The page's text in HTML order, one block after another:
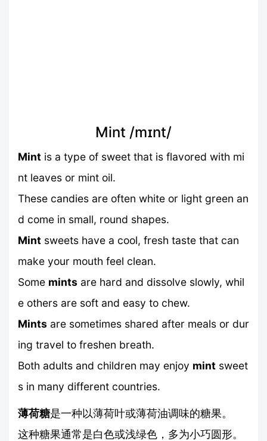
Mint /mɪnt/
Mint is a type of sweet that is flavored with mi
nt leaves or mint oil.
These candies are often white or light green an
d come in small, round shapes.
Mint sweets have a cool, fresh taste that can
make your mouth feel clean.
Some mints are hard and dissolve slowly, whil
e others are soft and easy to chew.
Mints are sometimes shared after meals or dur
ing travel to freshen breath.
Both adults and children may enjoy mint sweet
s in many different countries.
薄荷糖是一种以薄荷叶或薄荷油调味的糖果。
这种糖果通常是白色或浅绿色，多为小巧圆形。